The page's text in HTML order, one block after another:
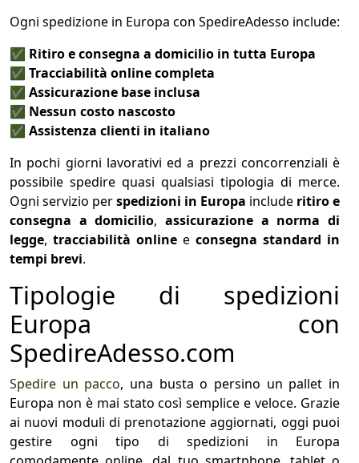
Ogni spedizione in Europa con SpedireAdesso include:
✅ Ritiro e consegna a domicilio in tutta Europa
✅ Tracciabilità online completa
✅ Assicurazione base inclusa
✅ Nessun costo nascosto
✅ Assistenza clienti in italiano
In pochi giorni lavorativi ed a prezzi concorrenziali è
possibile spedire quasi qualsiasi tipologia di merce.
Ogni servizio perspedizioni in Europa include ritiro e
consegna a domicilio,assicurazione a norma di
legge, tracciabilità online e consegna standard in
tempi brevi.
Tipologie di spedizioni
Europa con
SpedireAdesso.com
Spedire un pacco, una busta o persino un pallet in
Europa non è mai stato così semplice e veloce. Grazie
ai nuovi moduli di prenotazione aggiornati, oggi puoi
gestire ogni tipo di spedizioni in Europa